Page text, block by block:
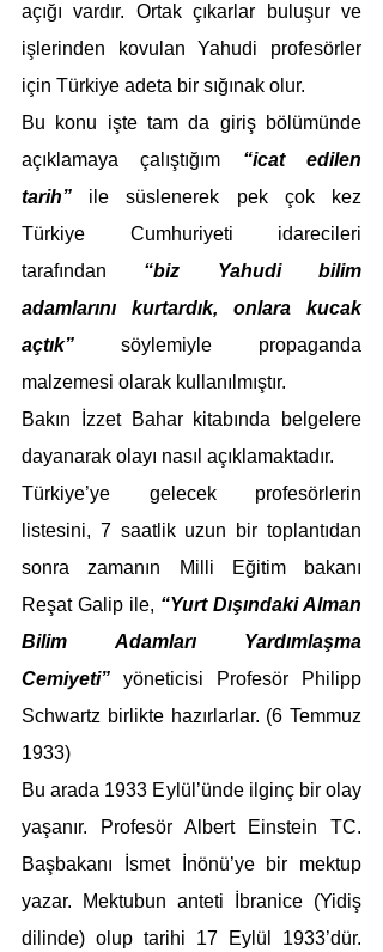
açığı vardır. Ortak çıkarlar buluşur ve
işlerinden kovulan Yahudi profesörler
için Türkiye adeta bir sığınak olur.
Bu konu işte tam da giriş bölümünde
açıklamaya çalıştığım “icat edilen
tarih” ile süslenerek pek çok kez
Türkiye Cumhuriyeti idarecileri
tarafından “biz Yahudi bilim
adamlarını kurtardık, onlara kucak
açtık” söylemiyle propaganda
malzemesi olarak kullanılmıştır.
Bakın İzzet Bahar kitabında belgelere
dayanarak olayı nasıl açıklamaktadır.
Türkiye’ye gelecek profesörlerin
listesini, 7 saatlik uzun bir toplantıdan
sonra zamanın Milli Eğitim bakanı
Reşat Galip ile, “Yurt Dışındaki Alman
Bilim Adamları Yardımlaşma
Cemiyeti” yöneticisi Profesör Philipp
Schwartz birlikte hazırlarlar. (6 Temmuz
1933)
Bu arada 1933 Eylül’ünde ilginç bir olay
yaşanır. Profesör Albert Einstein TC.
Başbakanı İsmet İnönü’ye bir mektup
yazar. Mektubun anteti İbranice (Yidiş
dilinde) olup tarihi 17 Eylül 1933’dür.